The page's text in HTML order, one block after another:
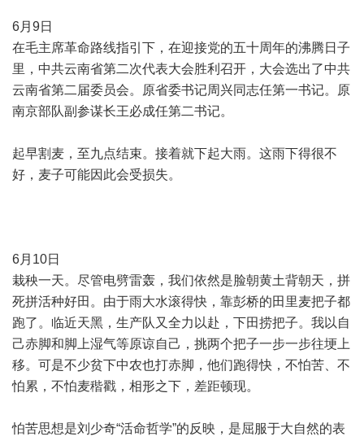
6月9日
在毛主席革命路线指引下，在迎接党的五十周年的沸腾日子
里，中共云南省第二次代表大会胜利召开，大会选出了中共
云南省第二届委员会。原省委书记周兴同志任第一书记。原
南京部队副参谋长王必成任第二书记。
起早割麦，至九点结束。接着就下起大雨。这雨下得很不
好，麦子可能因此会受损失。
6月10日
栽秧一天。尽管电劈雷轰，我们依然是脸朝黄土背朝天，拼
死拼活种好田。由于雨大水滚得快，靠彭桥的田里麦把子都
跑了。临近天黑，生产队又全力以赴，下田捞把子。我以自
己赤脚和脚上湿气等原谅自己，挑两个把子一步一步往埂上
移。可是不少贫下中农也打赤脚，他们跑得快，不怕苦、不
怕累，不怕麦稭戳，相形之下，差距顿现。
怕苦思想是刘少奇“活命哲学”的反映，是屈服于大自然的表